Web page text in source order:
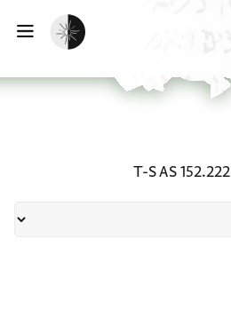
تفعيل الوضع المظلم
T-S AS 152.222